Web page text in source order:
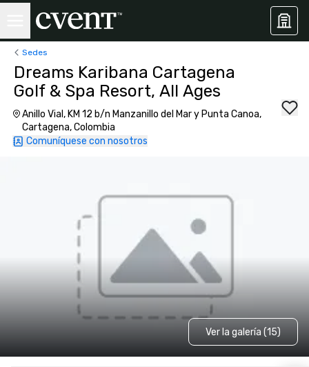
Sedes
Dreams Karibana Cartagena
Golf & Spa Resort, All Ages
Anillo Vial, KM 12 b/n Manzanillo del Mar y Punta Canoa,
Cartagena, Colombia
Comuníquese con nosotros
Ver la galería (15)